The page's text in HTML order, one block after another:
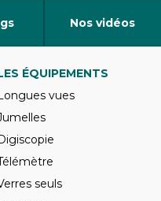
Nos vidéos
ÉQUIPEMENTS
Longues vues
Digiscopie
seuls